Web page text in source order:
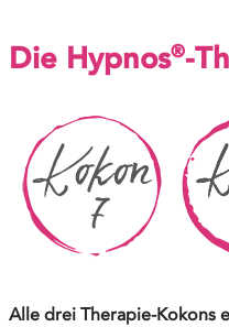
Die Hypnos®-
Alle drei Therapie-Kokons